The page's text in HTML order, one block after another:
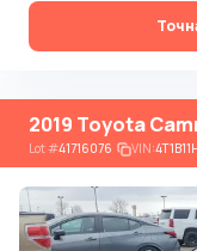
2019 Toyota
Lot#41716076 VIN: